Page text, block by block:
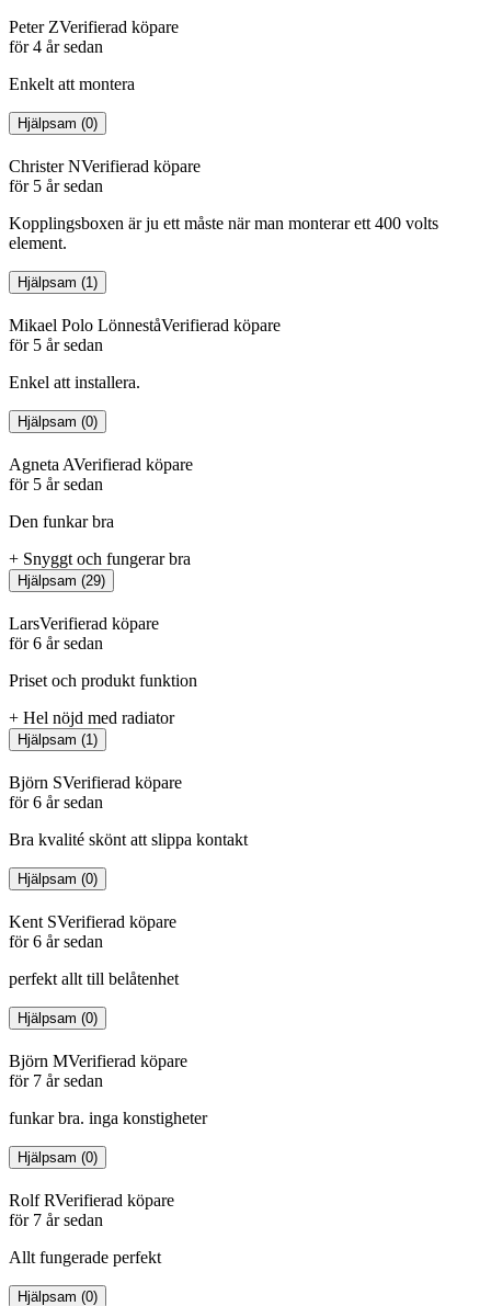
Peter ZVerifierad köpare
för 4 år sedan
Enkelt att montera
Hjälpsam (0)
Christer NVerifierad köpare
för 5 år sedan
Kopplingsboxen är ju ett måste när man monterar ett 400 volts
element.
Hjälpsam (1 )
Mikael Polo LönneståVerifierad köpare
för 5 år sedan
Enkel att installera.
Hjälpsam (0)
Agneta AVerifierad köpare
för 5 år sedan
Den funkar bra
+ Snyggt och fungerar bra
Hjälpsam (29)
LarsVerifierad köpare
för 6 år sedan
Priset och produkt funktion
+ Hel nöjd med radiator
Hjälpsam (1 )
Björn SVerifierad köpare
för 6 år sedan
Bra kvalité skönt att slippa kontakt
Hjälpsam (0)
Kent SVerifierad köpare
för 6 år sedan
perfekt allt till belåtenhet
Hjälpsam (0)
Björn MVerifierad köpare
för 7 år sedan
funkar bra. inga konstigheter
Hjälpsam (0)
Rolf RVerifierad köpare
för 7 år sedan
Allt fungerade perfekt
Hjälpsam (0)